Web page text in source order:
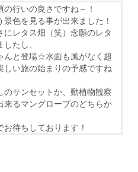
の行いの良さですね～！
景色を見る事が出来ました！
にレタス畑（笑）念願のレタ
たし、
んと登場☆水面も風がなく超
しい旅の始まりの予感ですね
のサンセットか、動植物観察
来るマングローブのどちらか
お待ちしております！